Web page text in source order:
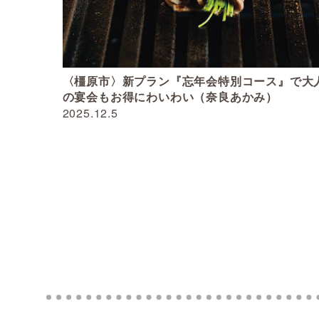
2025.12.5
〈橿原市〉新プラン『忘年会特別コース』で大
の宴会もお得にわいわい（奈良あかみ）